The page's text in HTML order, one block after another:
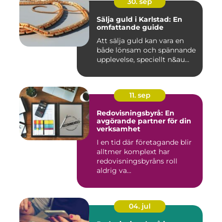
Sälja guld i Karlstad: En
omfattande guide
Att sälja guld kan vara en
både lönsam och spännande
upplevelse, speciellt n&au...
11. sep
Redovisningsbyrå: En
avgörande partner för din
verksamhet
I en tid där företagande blir
alltmer komplext har
redovisningsbyråns roll
aldrig va...
04. jul